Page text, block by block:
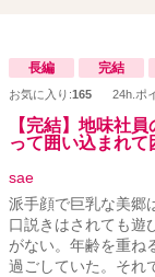
長編 完結
お気に入り:165 24h.ポ
【完結】地味社
って囲い込まれて
sae
派手顔で巨乳な美郷
口説きはされても遊
がない。年齢を重ね
過ごしていた。それ